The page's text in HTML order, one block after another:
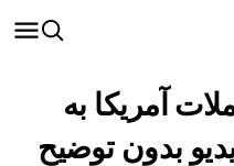
آمریکا به
و ویدیو بدون توضیح